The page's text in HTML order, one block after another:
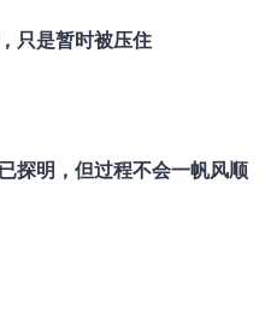
只是暂时被压住
探明，但过程不会一帆风顺